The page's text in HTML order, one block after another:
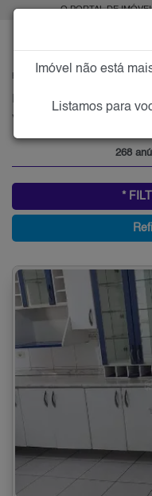
O PORTAL DE
Imóveis à Venda na Vila
Vila Maria Alta, Zona Norte
268
*
Imóvel não está
Listamos para